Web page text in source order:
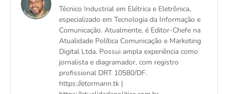
Técnico Industrial em Elétrica e Eletrônica,
especializado em Tecnologia da Informação e
Comunicação. Atualmente, é Editor-Chefe na
Atualidade Política Comunicação e Marketing
Digital Ltda. Possui ampla experiência como
jornalista e diagramador, com registro
profissional DRT 10580/DF.
https://etormann.tk |